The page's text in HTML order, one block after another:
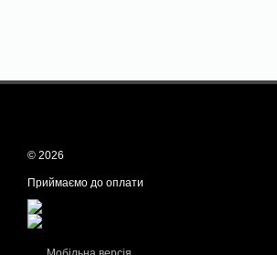
© 2026
Приймаємо до оплати